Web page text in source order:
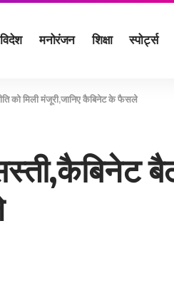
मनोरंजन शिक्षा स्पोर्ट्स
को मिली मंजूरी,जानिए कैबिनेट के फैसले